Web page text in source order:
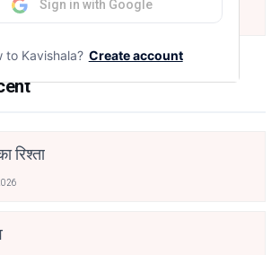
अम्बर जैन
2021
रिश्ता
Sign in with Google
to Kavishala? Create account